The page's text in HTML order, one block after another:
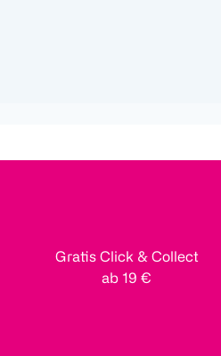
Gratis Click & Collect
ab 19 €